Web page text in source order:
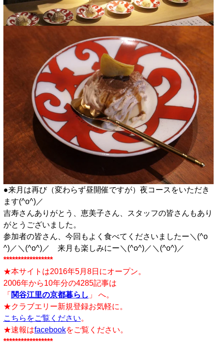
●来月は再び（変わらず昼開催ですが）夜コースをいただき
ます(^o^)／
吉寿さんありがとう、恵美子さん、スタッフの皆さんもあり
がとうございました。
参加者の皆さん、今回もよく食べてくださいましたー＼(^o
^)／＼(^o^)／ 来月も楽しみにー＼(^o^)／＼(^o^)／
*****************
★本サイトは2016年5月8日にオープン。
2006年から10年分の4285記事は
「 関谷江里の京都暮らし 」 へ。
★クラブエリー新規登録お気軽に。
こちらをご覧ください。
★速報はfacebookをご覧ください。
*****************